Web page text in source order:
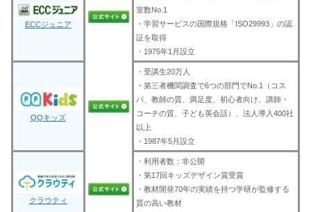
ECCジュニア
室数No.1
・学習サービスの国際規格「ISO29993」の認
証を取得
・1975年1月設立
QQキッズ
・受講生20万人
・第三者機関調査で6つの部門でNo.1（コス
パ、教師の質、満足度、初心者向け、講師・
コーチの質、子ども英会話）、法人導入400社
以上
・1987年5月設立
クラウティ
・利用者数：非公開
・第17回キッズデザイン賞受賞
・教材開発70年の実績を持つ学研が監修する
質の高い教材